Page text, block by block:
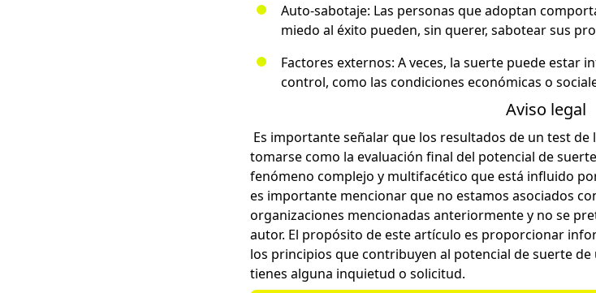
Auto-sabotaje: Las personas que adoptan
miedo al éxito pueden, sin querer, sabotear sus
Factores externos: A veces, la suerte puede estar
control, como las condiciones económicas o
Aviso legal
Es importante señalar que los resultados de un test
tomarse como la evaluación final del potencial de
fenómeno complejo y multifacético que está influido
es importante mencionar que no estamos asociados
organizaciones mencionadas anteriormente y no se
autor. El propósito de este artículo es proporcionar
los principios que contribuyen al potencial de suerte
tienes alguna inquietud o solicitud.